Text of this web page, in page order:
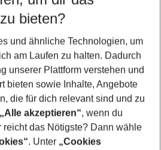
Kamari für 2026
bieten?
und ähnliche Technologien, um
am Laufen zu halten. Dadurch
unserer Plattform verstehen und
bieten sowie Inhalte, Angebote
die für dich relevant sind und zu
„Alle akzeptieren“, wenn du
reicht das Nötigste? Dann wähle
. Unter „Cookies